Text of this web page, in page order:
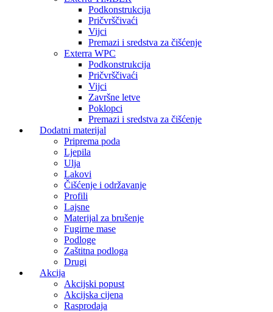
Podkonstrukcija
Pričvrščivaći
Vijci
Premazi i sredstva za čišćenje
Exterra WPC
Podkonstrukcija
Pričvrščivaći
Vijci
Završne letve
Poklopci
Premazi i sredstva za čišćenje
Dodatni materijal
Priprema poda
Ljepila
Ulja
Lakovi
Čišćenje i održavanje
Profili
Lajsne
Materijal za brušenje
Fugirne mase
Podloge
Zaštitna podloga
Drugi
Akcija
Akcijski popust
Akcijska cijena
Rasprodaja